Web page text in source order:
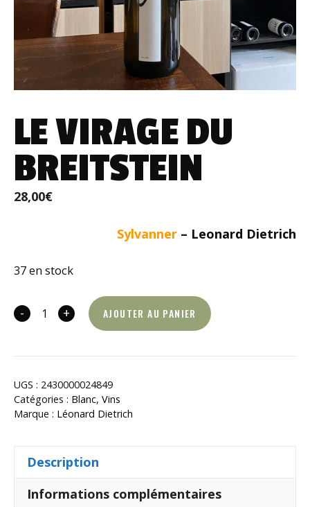
LE VIRAGE DU
BREITSTEIN
28,00€
Sylvanner – Leonard Dietrich
37 en stock
-
quantité
Le
virage
du
Breitstein
+ AJOUTER AU PANIER
UGS : 2430000024849
Catégories : Blanc, Vins
Marque : Léonard Dietrich
Description
Informations complémentaires